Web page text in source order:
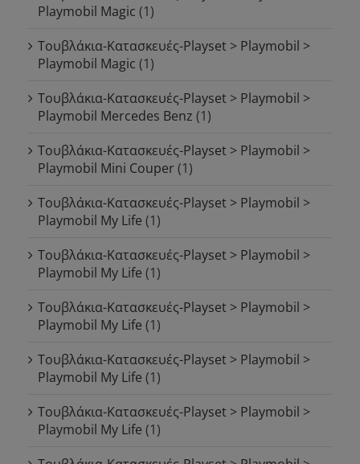
Playmobil Magic (1)
Τουβλάκια-Κατασκευές-Playset > Playmobil >
Playmobil Magic (1)
Τουβλάκια-Κατασκευές-Playset > Playmobil >
Playmobil Mercedes Benz (1)
Τουβλάκια-Κατασκευές-Playset > Playmobil >
Playmobil Mini Couper (1)
Τουβλάκια-Κατασκευές-Playset > Playmobil >
Playmobil My Life (1)
Τουβλάκια-Κατασκευές-Playset > Playmobil >
Playmobil My Life (1)
Τουβλάκια-Κατασκευές-Playset > Playmobil >
Playmobil My Life (1)
Τουβλάκια-Κατασκευές-Playset > Playmobil >
Playmobil My Life (1)
Τουβλάκια-Κατασκευές-Playset > Playmobil >
Playmobil My Life (1)